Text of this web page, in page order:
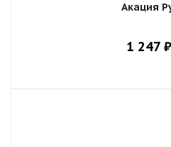
Акация
1 247